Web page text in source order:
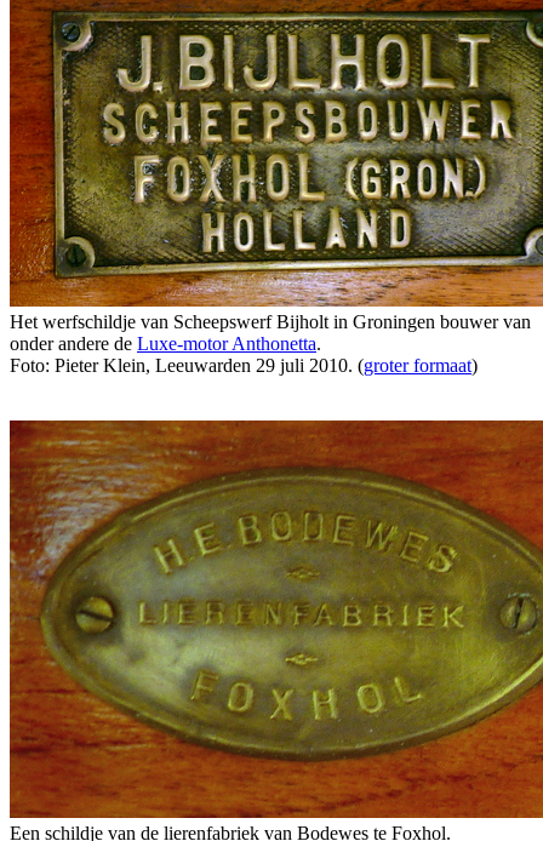
Het werfschildje van Scheepswerf Bijholt in Groningen bouwer van
onder andere de Luxe-motor Anthonetta.
Foto: Pieter Klein, Leeuwarden 29 juli 2010. (groter formaat)
Een schildje van de lierenfabriek van Bodewes te Foxhol.